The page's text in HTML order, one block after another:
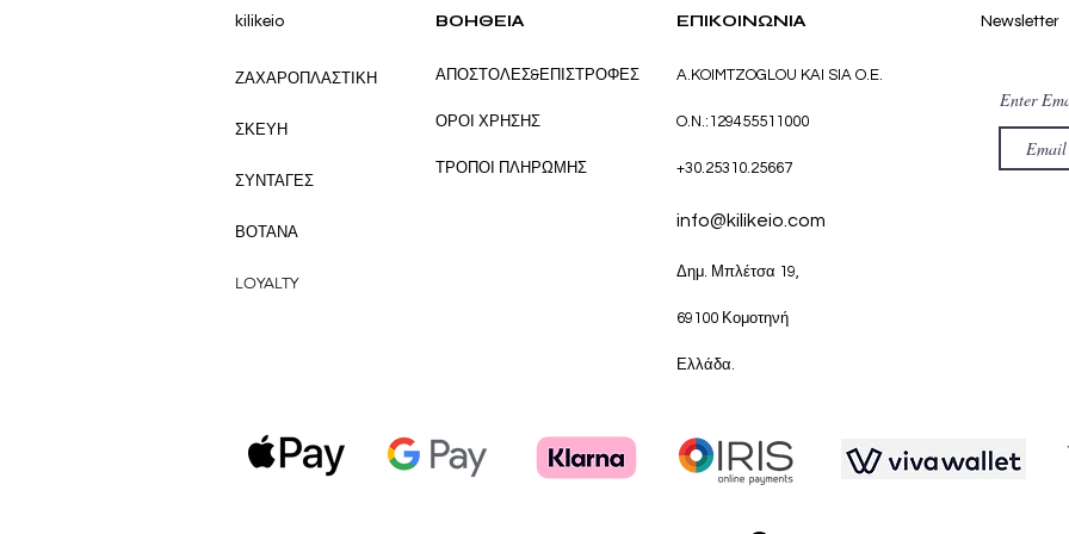
kilikeio
ΖΑΧΑΡΟΠΛΑΣΤΙΚΗ
ΣΚΕΥΗ
ΣΥΝΤΑΓΕΣ
ΒΟΤΑΝΑ
LOYALTY
ΒΟΗΘΕΙΑ
ΑΠΟΣΤΟΛΕΣ&ΕΠΙΣΤΡΟΦΕΣ
ΟΡΟΙ ΧΡΗΣΗΣ
ΤΡΟΠΟΙ ΠΛΗΡΩΜΗΣ
ΕΠΙΚΟΙΝΩΝΙΑ
A.KOIMTZOGLOU KAI SIA O.E.
O.N.:129455511000
+30.25310.25667
info@kilikeio.com
Δημ. Μπλέτσα 19,
69100 Κομοτηνή
Ελλάδα.
Newsletter
Enter